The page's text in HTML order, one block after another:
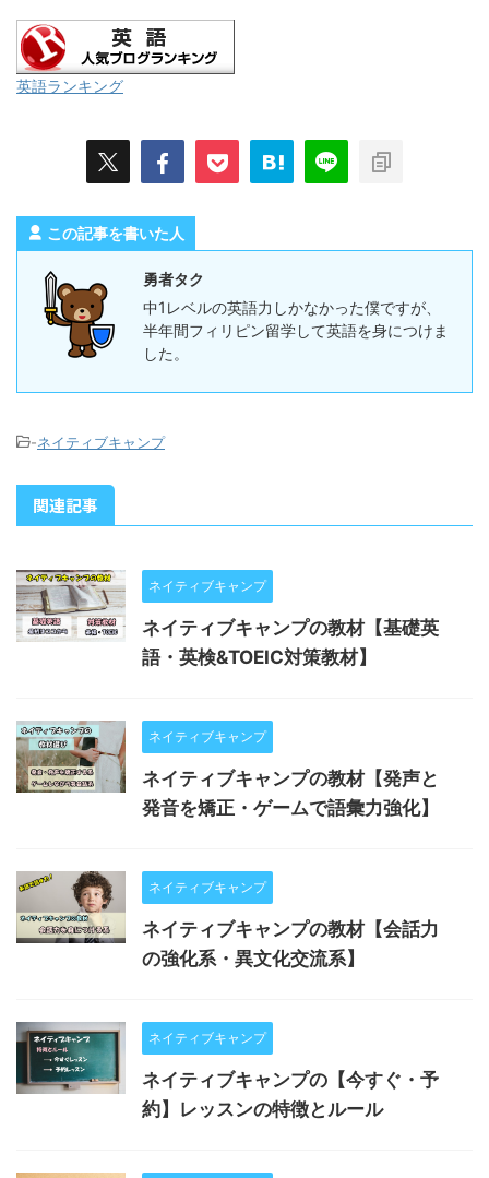
英語ランキング
この記事を書いた人
勇者タク
中1レベルの英語力しかなかった僕ですが、
半年間フィリピン留学して英語を身につけま
した。
-ネイティブキャンプ
関連記事
ネイティブキャンプ
ネイティブキャンプの教材【基礎英
語・英検&TOEIC対策教材】
ネイティブキャンプ
ネイティブキャンプの教材【発声と
発音を矯正・ゲームで語彙力強化】
ネイティブキャンプ
ネイティブキャンプの教材【会話力
の強化系・異文化交流系】
ネイティブキャンプ
ネイティブキャンプの【今すぐ・予
約】レッスンの特徴とルール